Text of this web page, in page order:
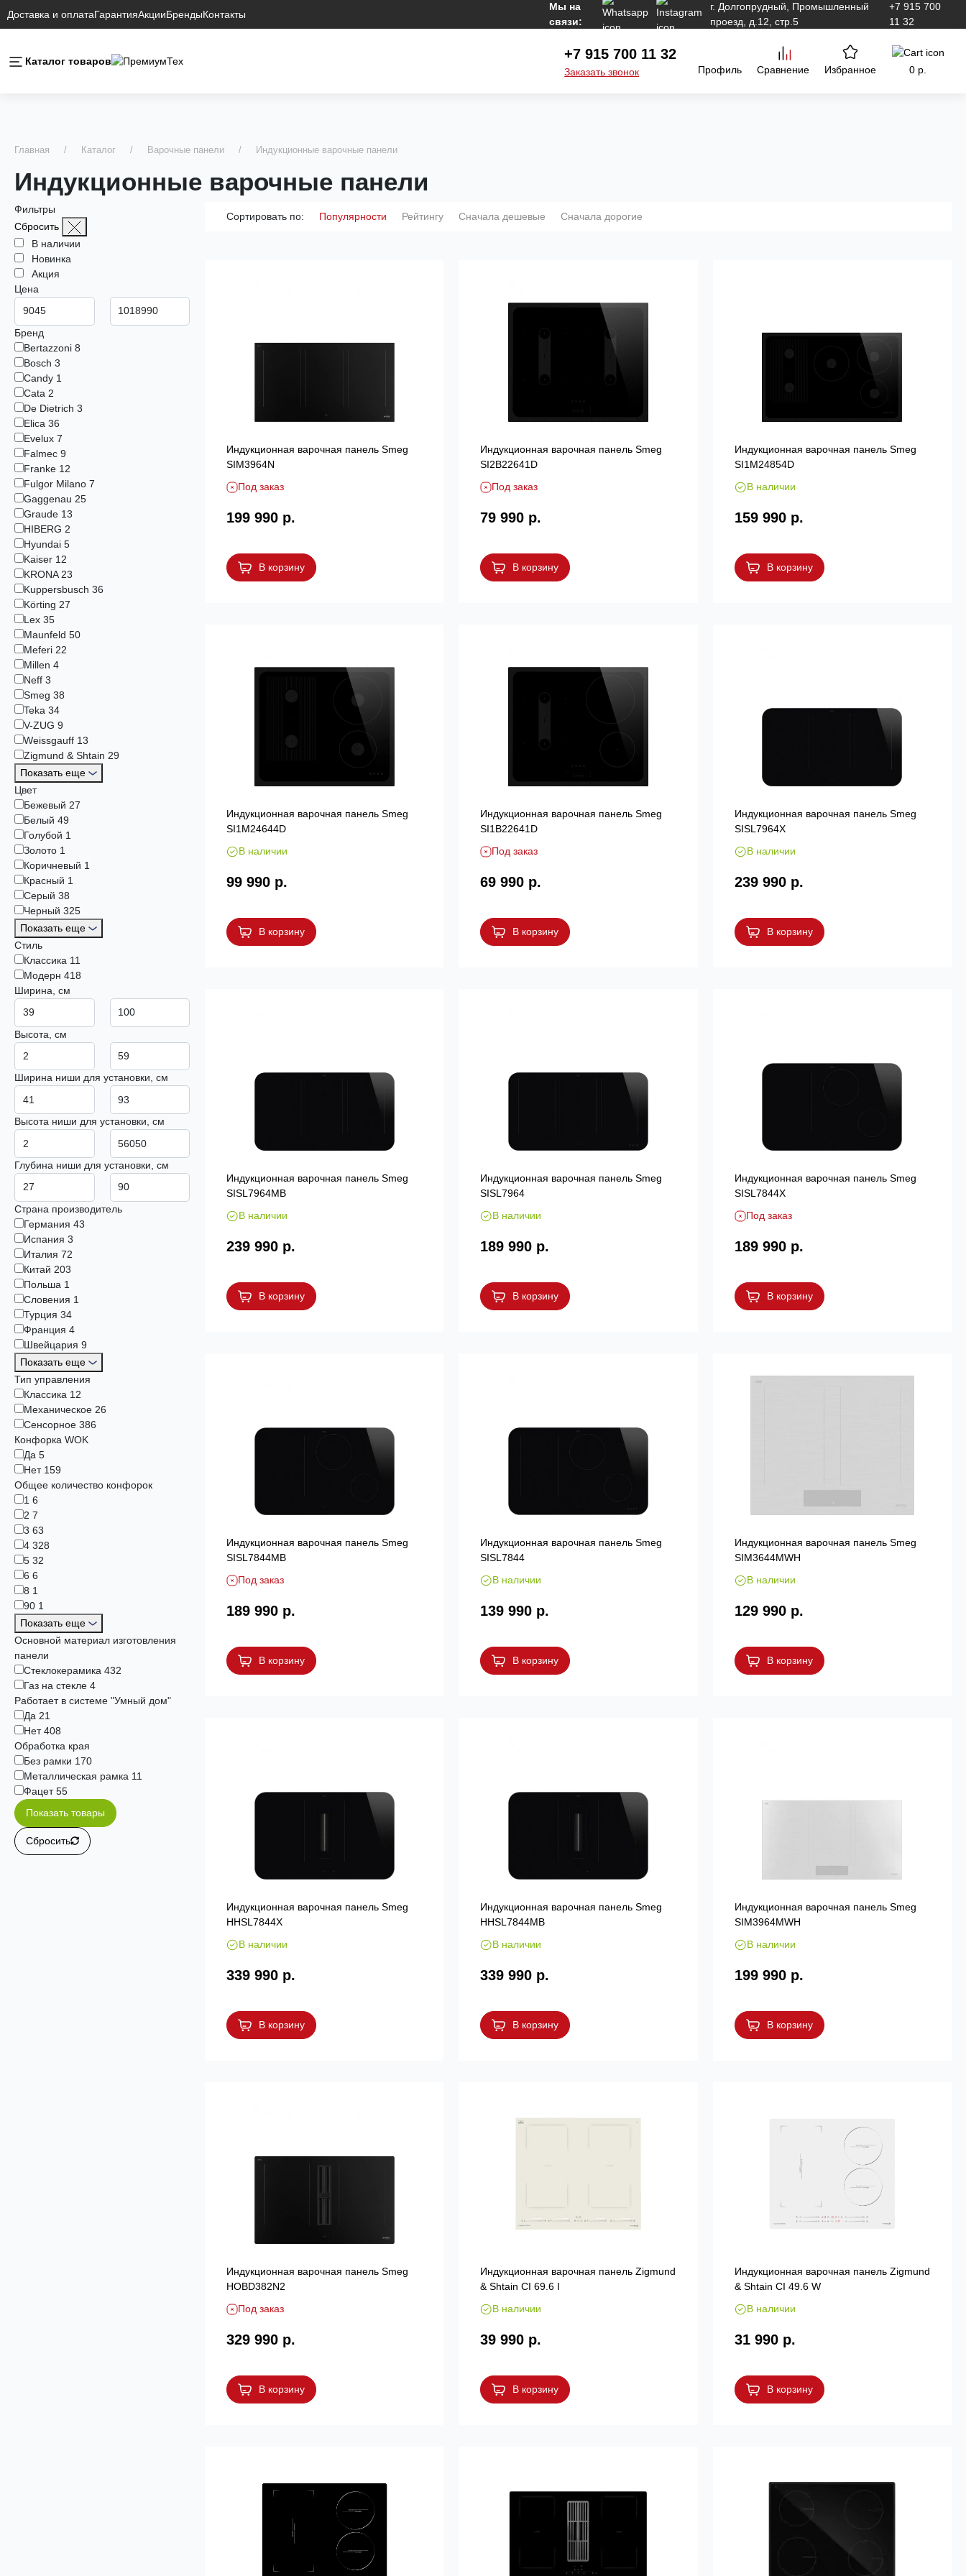
Доставка и оплатаГарантияАкцииБрендыКонтакты
Мы на
связи:
г. Долгопрудный, Промышленный
проезд, д.12, стр.5
+7 915 700
11 32
Каталог товаров +7 915 700 11 32
Заказать звонок Профиль Сравнение Избранное 0 р.
Главная Каталог Варочные панели Индукционные варочные панели
Индукционные варочные панели
Фильтры
Сбросить
В наличии
Новинка
Акция
Цена
Бренд
Bertazzoni 8
Bosch 3
Candy 1
Cata 2
De Dietrich 3
Elica 36
Evelux 7
Falmec 9
Franke 12
Fulgor Milano 7
Gaggenau 25
Graude 13
HIBERG 2
Hyundai 5
Kaiser 12
KRONA 23
Kuppersbusch 36
Körting 27
Lex 35
Maunfeld 50
Meferi 22
Millen 4
Neff 3
Smeg 38
Teka 34
V-ZUG 9
Weissgauff 13
Zigmund & Shtain 29
Показать еще
Цвет
Бежевый 27
Белый 49
Голубой 1
Золото 1
Коричневый 1
Красный 1
Серый 38
Черный 325
Показать еще
Стиль
Классика 11
Модерн 418
Ширина, см
Высота, см
Ширина ниши для установки, см
Высота ниши для установки, см
Глубина ниши для установки, см
Страна производитель
Германия 43
Испания 3
Италия 72
Китай 203
Польша 1
Словения 1
Турция 34
Франция 4
Швейцария 9
Показать еще
Тип управления
Классика 12
Механическое 26
Сенсорное 386
Конфорка WOK
Да 5
Нет 159
Общее количество конфорок
1 6
2 7
3 63
4 328
5 32
6 6
8 1
90 1
Показать еще
Основной материал изготовления
панели
Cтеклокерамика 432
Газ на стекле 4
Работает в системе "Умный дом"
Да 21
Нет408
Обработка края
Без рамки 170
Металлическая рамка 11
Фацет55
Показать товары
Сбросить
Сортировать по: Популярности Рейтингу Сначала дешевые Сначала дорогие
Индукционная варочная панель Smeg
SIM3964N
Под заказ
199 990 р.
В корзину
Индукционная варочная панель Smeg
SI2B22641D
Под заказ
79 990 р.
В корзину
Индукционная варочная панель Smeg
SI1M24854D
В наличии
159 990 р.
В корзину
Индукционная варочная панель Smeg
SI1M24644D
В наличии
99 990 р.
В корзину
Индукционная варочная панель Smeg
SI1B22641D
Под заказ
69 990 р.
В корзину
Индукционная варочная панель Smeg
SISL7964X
В наличии
239 990 р.
В корзину
Индукционная варочная панель Smeg
SISL7964MB
В наличии
239 990 р.
В корзину
Индукционная варочная панель Smeg
SISL7964
В наличии
189 990 р.
В корзину
Индукционная варочная панель Smeg
SISL7844X
Под заказ
189 990 р.
В корзину
Индукционная варочная панель Smeg
SISL7844MB
Под заказ
189 990 р.
В корзину
Индукционная варочная панель Smeg
SISL7844
В наличии
139 990 р.
В корзину
Индукционная варочная панель Smeg
SIM3644MWH
В наличии
129 990 р.
В корзину
Индукционная варочная панель Smeg
HHSL7844X
В наличии
339 990 р.
В корзину
Индукционная варочная панель Smeg
HHSL7844MB
В наличии
339 990 р.
В корзину
Индукционная варочная панель Smeg
SIM3964MWH
В наличии
199 990 р.
В корзину
Индукционная варочная панель Smeg
HOBD382N2
Под заказ
329 990 р.
В корзину
Индукционная варочная панель Zigmund
& Shtain CI 69.6 I
В наличии
39 990 р.
В корзину
Индукционная варочная панель Zigmund
& Shtain CI 49.6 W
В наличии
31 990 р.
В корзину